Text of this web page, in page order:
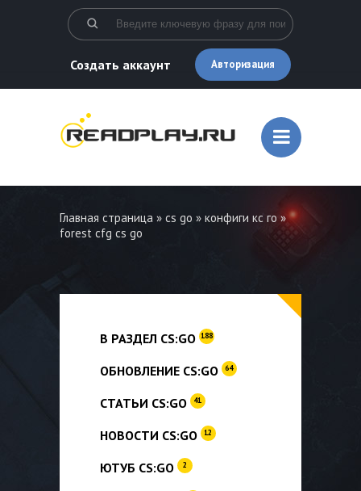
Создать аккаунт Авторизация
Главная страница » cs go » конфиги кс го »
forest cfg cs go
В РАЗДЕЛ CS:GO 188
ОБНОВЛЕНИЕ CS:GO 64
СТАТЬИ CS:GO 41
НОВОСТИ CS:GO 12
ЮТУБ CS:GO 2